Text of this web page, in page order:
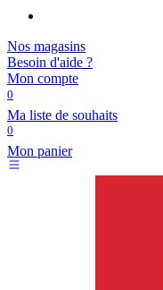
Nos magasins
Besoin d'aide ?
Mon compte
0
Ma liste de souhaits
0
Mon panier